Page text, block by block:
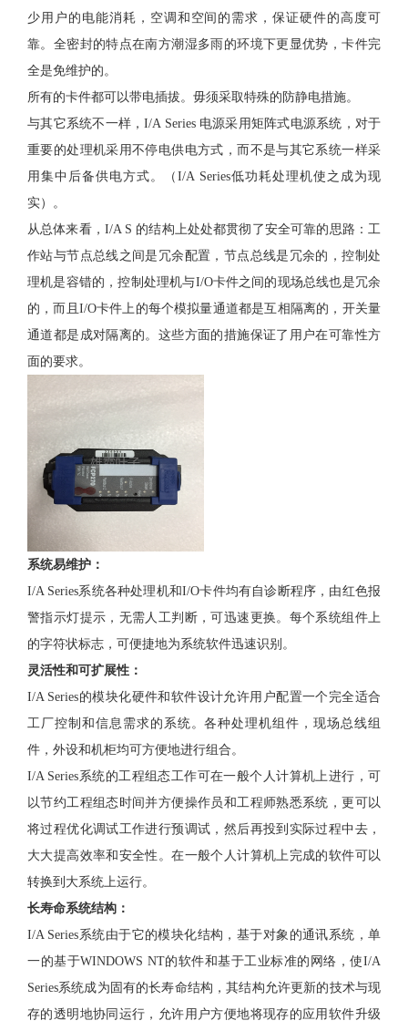
少用户的电能消耗，空调和空间的需求，保证硬件的高度可
靠。全密封的特点在南方潮湿多雨的环境下更显优势，卡件完
全是免维护的。
所有的卡件都可以带电插拔。毋须采取特殊的防静电措施。
与其它系统不一样，I/A Series 电源采用矩阵式电源系统，对于
重要的处理机采用不停电供电方式，而不是与其它系统一样采
用集中后备供电方式。（I/A Series低功耗处理机使之成为现
实）。
从总体来看，I/A S 的结构上处处都贯彻了安全可靠的思路：工
作站与节点总线之间是冗余配置，节点总线是冗余的，控制处
理机是容错的，控制处理机与I/O卡件之间的现场总线也是冗余
的，而且I/O卡件上的每个模拟量通道都是互相隔离的，开关量
通道都是成对隔离的。这些方面的措施保证了用户在可靠性方
面的要求。
系统易维护 ：
I/A Series系统各种处理机和I/O卡件均有自诊断程序，由红色报
警指示灯提示，无需人工判断，可迅速更换。每个系统组件上
的字符状标志，可便捷地为系统软件迅速识别。
灵活性和可扩展性 ：
I/A Series的模块化硬件和软件设计允许用户配置一个完全适合
工厂控制和信息需求的系统。各种处理机组件，现场总线组
件，外设和机柜均可方便地进行组合。
I/A Series系统的工程组态工作可在一般个人计算机上进行，可
以节约工程组态时间并方便操作员和工程师熟悉系统，更可以
将过程优化调试工作进行预调试，然后再投到实际过程中去，
大大提高效率和安全性。在一般个人计算机上完成的软件可以
转换到大系统上运行。
长寿命系统结构 ：
I/A Series系统由于它的模块化结构，基于对象的通讯系统，单
一的基于WINDOWS NT的软件和基于工业标准的网络，使I/A
Series系统成为固有的长寿命结构，其结构允许更新的技术与现
存的透明地协同运行，允许用户方便地将现存的应用软件升级